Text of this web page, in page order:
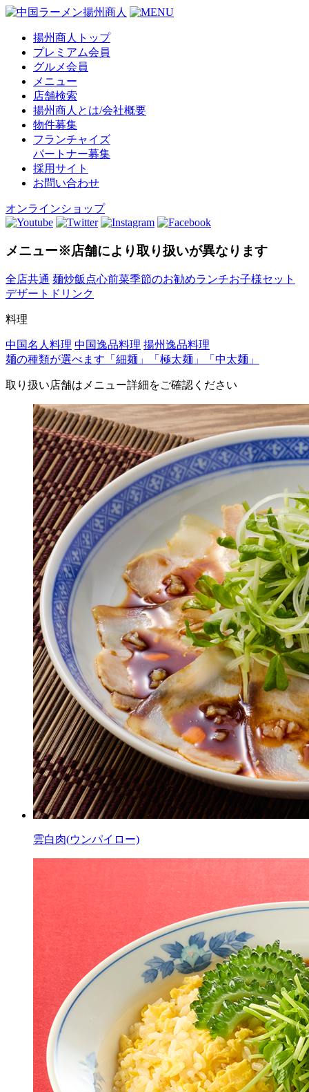
揚州商人トップ
プレミアム会員
グルメ会員
メニュー
店舗検索
揚州商人とは/会社概要
物件募集
フランチャイズ
パートナー募集
採用サイト
お問い合わせ
オンラインショップ
メニュー※店舗により取り扱いが異なります
全店共通 麺炒飯 点心前菜季節のお勧めランチお子様セット
デザート ドリンク
料理
中国名人料理 中国逸品料理 揚州逸品料理
麺の種類が選べます「細麺」「極太麺」「中太麺」
取り扱い店舗はメニュー詳細をご確認ください
雲白肉(ウンパイロー)